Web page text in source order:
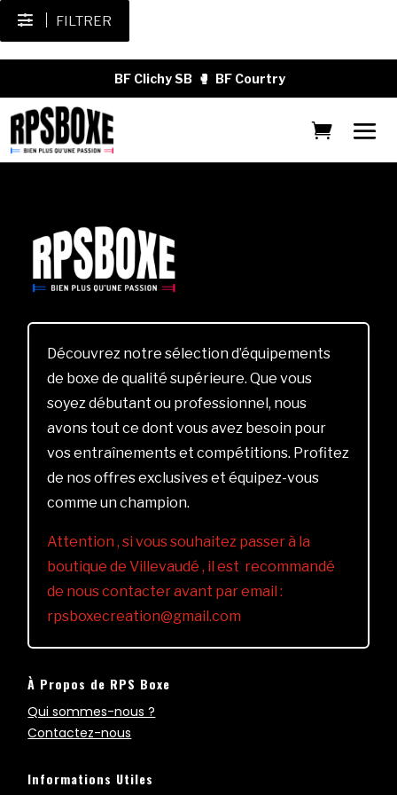
FILTRER
BF Clichy SB 🥊 BF Courtry
Découvrez notre sélection d’équipements
de boxe de qualité supérieure. Que vous
soyez débutant ou professionnel, nous
avons tout ce dont vous avez besoin pour
vos entraînements et compétitions. Profitez
de nos offres exclusives et équipez-vous
comme un champion.
Attention , si vous souhaitez passer à la
boutique de Villevaudé , il est recommandé
de nous contacter avant par email :
rpsboxecreation@gmail.com
À Propos de RPS Boxe
Qui sommes-nous ?
Contactez-nous
Informations Utiles